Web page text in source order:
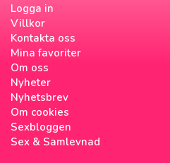
Logga in
Villkor
Kontakta oss
Mina favoriter
Om oss
Nyheter
Nyhetsbrev
Om cookies
Sexbloggen
Sex & Samlevnad